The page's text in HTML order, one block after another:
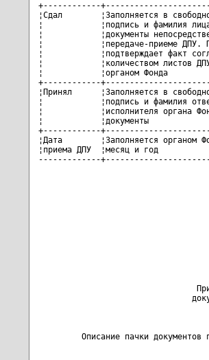
+------------
¦Сдал        ¦Заполняется в
¦            ¦подпись и фамилия
¦            ¦документы
¦            ¦передаче-приеме
¦            ¦подтверждает
¦            ¦количеством
¦            ¦органом Фонда
+------------
¦Принял      ¦Заполняется в
¦            ¦подпись и фамилия
¦            ¦исполнителя органа
¦            ¦документы
+------------
¦Дата        ¦Заполняется
¦приема ДПУ  ¦месяц и год
-------------